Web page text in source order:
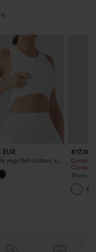
EUR
yoga fără cusături, cu
și spate racerback
€17,95
Cumpără
Cumpără
Tricou
cu
barcă